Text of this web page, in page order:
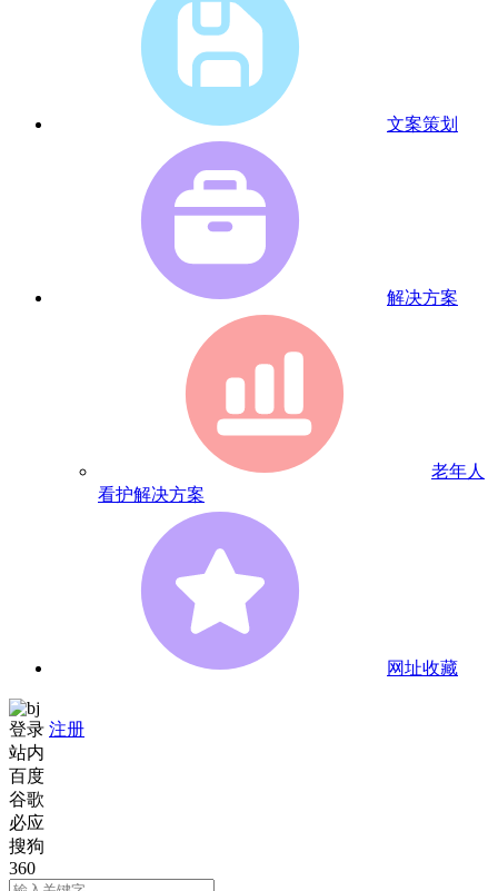
文案策划
解决方案
老年人
看护解决方案
网址收藏
登录 注册
站内
百度
谷歌
必应
搜狗
360